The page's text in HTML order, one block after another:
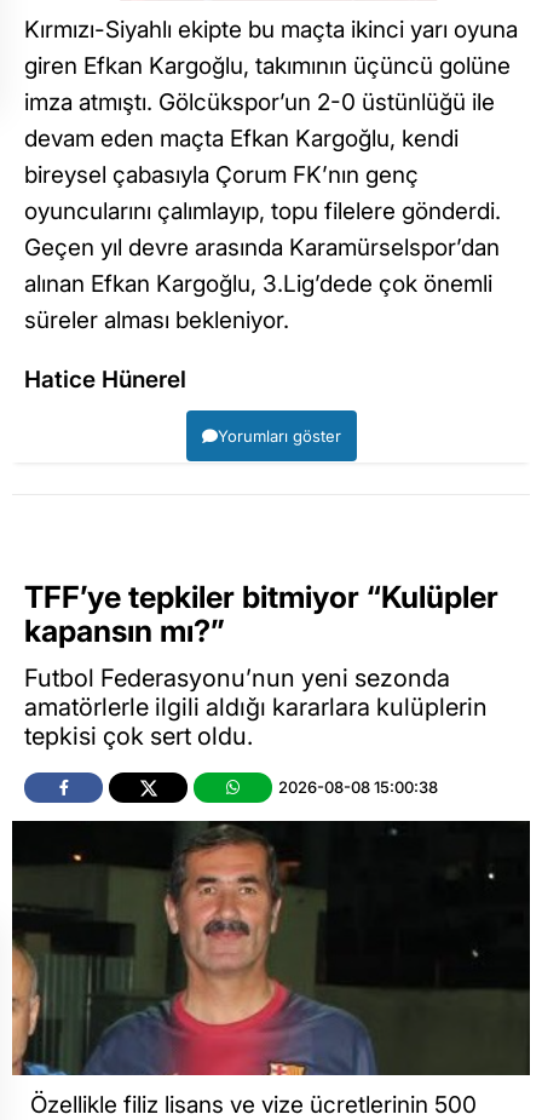
Kırmızı-Siyahlı ekipte bu maçta ikinci yarı oyuna
giren Efkan Kargoğlu, takımının üçüncü golüne
imza atmıştı. Gölcükspor’un 2-0 üstünlüğü ile
devam eden maçta Efkan Kargoğlu, kendi
bireysel çabasıyla Çorum FK’nın genç
oyuncularını çalımlayıp, topu filelere gönderdi.
Geçen yıl devre arasında Karamürselspor’dan
alınan Efkan Kargoğlu, 3.Lig’dede çok önemli
süreler alması bekleniyor.
Hatice Hünerel
Yorumları göster
TFF’ye tepkiler bitmiyor “Kulüpler
kapansın mı?”
Futbol Federasyonu’nun yeni sezonda
amatörlerle ilgili aldığı kararlara kulüplerin
tepkisi çok sert oldu.
2026-08-08 15:00:38
Özellikle filiz lisans ve vize ücretlerinin 500